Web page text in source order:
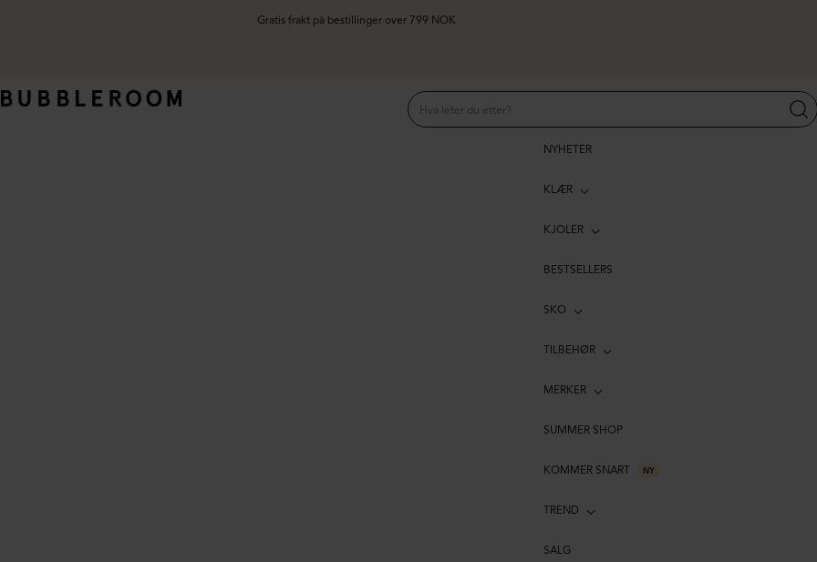
Gratis frakt på bestillinger over 799 NOK
NYHETER
KLÆR
KJOLER
BESTSELLERS
SKO
TILBEHØR
MERKER
SUMMER SHOP
KOMMER SNART NY
TREND
SALG